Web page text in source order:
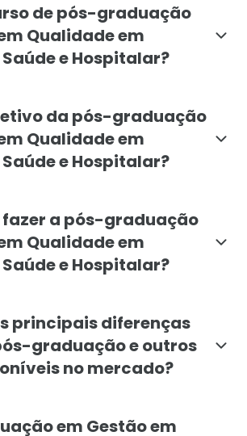
de pós-graduação
Qualidade em
e Hospitalar?
da pós-graduação
Qualidade em
e Hospitalar?
fazer a pós-graduação
Qualidade em
e Hospitalar?
principais diferenças
graduação e outros
no mercado?
em Gestão em